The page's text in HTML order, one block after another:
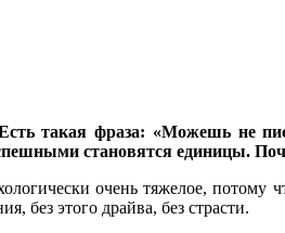
такая фраза: «Можешь не
становятся единицы.
очень тяжелое, потому
без этого драйва, без страсти.